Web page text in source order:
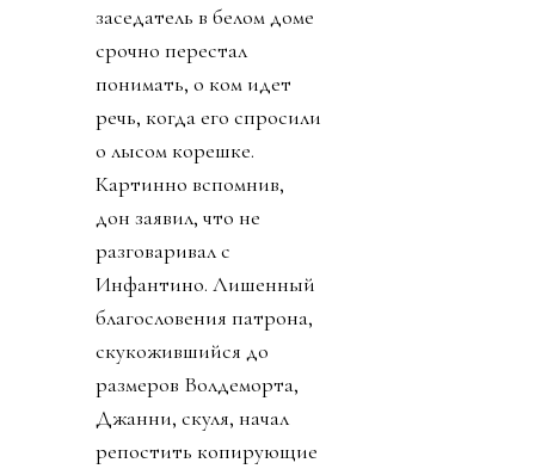
заседатель в белом доме
срочно перестал
понимать, о ком идет
речь, когда его спросили
о лысом корешке.
Картинно вспомнив,
дон заявил, что не
разговаривал с
Инфантино. Лишенный
благословения патрона,
скукожившийся до
размеров Волдеморта,
Джанни, скуля, начал
репостить копирующие